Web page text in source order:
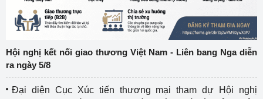
Hội nghị kết nối giao thương Việt Nam - Liên bang Nga diễn
ra ngày 5/8
Đại diện Cục Xúc tiến thương mại tham dự Hội nghị